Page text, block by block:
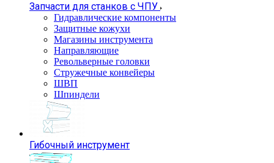
Запчасти для станков с ЧПУ
Гидравлические компоненты
Защитные кожухи
Магазины инструмента
Направляющие
Револьверные головки
Стружечные конвейеры
ШВП
Шпиндели
Гибочный инструмент